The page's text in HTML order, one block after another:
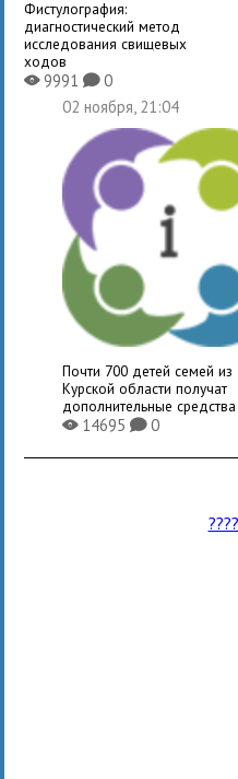
Фистулография:
диагностический метод
исследования свищевых
ходов
X9991K0
02 ноября, 21:04
Почти 700 детей семей из
Курской области получат
дополнительные средства
X14695K0